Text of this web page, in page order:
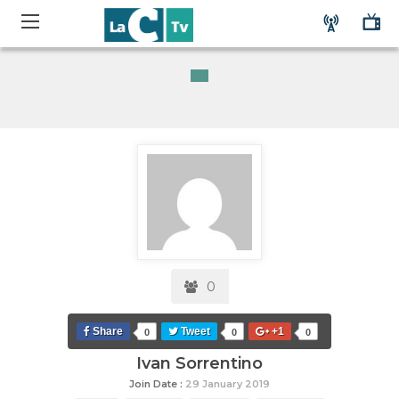
0
Share 0 Tweet 0 +1 0
Ivan Sorrentino
Join Date : 29 January 2019